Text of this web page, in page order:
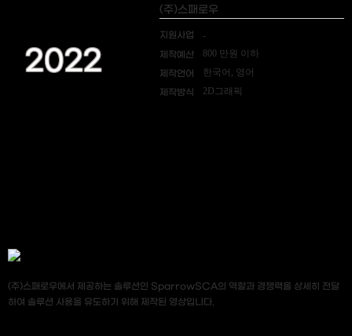
2022
(주)스패로우
지원사업 -
제작예산 800 만원 이하
제작언어 한국어, 영어
제작방식 2D그래픽
(주)스패로우에서 제공하는 솔루션인 SparrowSCA의 역할과 경쟁력을 상세히 전달
하여 솔루션 사용을 유도하기 위해 제작된 영상입니다.